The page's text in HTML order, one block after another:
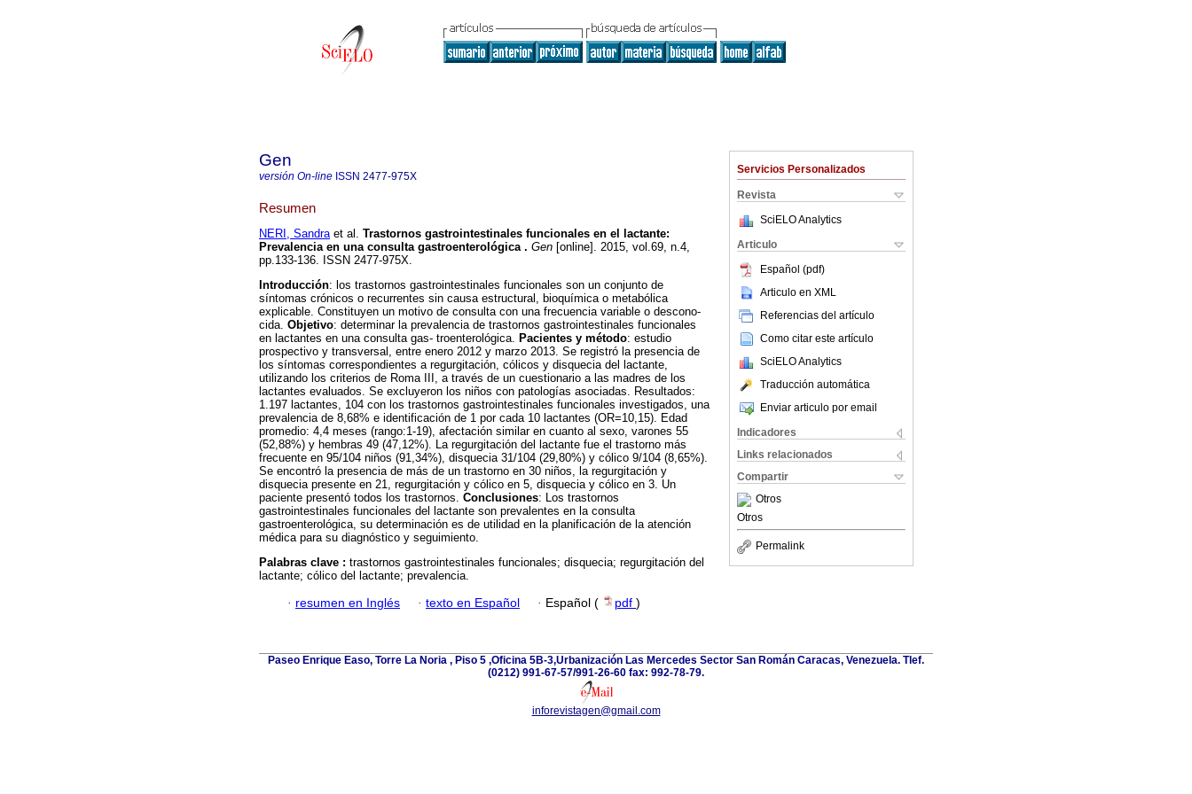
Servicios Personalizados
Revista
SciELO Analytics
Articulo
Español (pdf)
Articulo en XML
Referencias del artículo
Como citar este artículo
SciELO Analytics
Traducción automática
Enviar articulo por email
Indicadores
Links relacionados
Compartir
Otros
Otros
Permalink
Gen
versión On-line ISSN 2477-975X
Resumen
NERI, Sandraet al. Trastornos gastrointestinales funcionales en el lactante:
Prevalencia en una consulta gastroenterológica . Gen [online]. 2015, vol.69, n.4,
pp.133-136. ISSN 2477-975X.
Introducción: los trastornos gastrointestinales funcionales son un conjunto de
síntomas crónicos o recurrentes sin causa estructural, bioquímica o metabólica
explicable. Constituyen un motivo de consulta con una frecuencia variable o descono-
cida. Objetivo: determinar la prevalencia de trastornos gastrointestinales funcionales
en lactantes en una consulta gas- troenterológica. Pacientes y método: estudio
prospectivo y transversal, entre enero 2012 y marzo 2013. Se registró la presencia de
los síntomas correspondientes a regurgitación, cólicos y disquecia del lactante,
utilizando los criterios de Roma III, a través de un cuestionario a las madres de los
lactantes evaluados. Se excluyeron los niños con patologías asociadas. Resultados:
1.197 lactantes, 104 con los trastornos gastrointestinales funcionales investigados, una
prevalencia de 8,68% e identificación de 1 por cada 10 lactantes (OR=10,15). Edad
promedio: 4,4 meses (rango:1-19), afectación similar en cuanto al sexo, varones 55
(52,88%) y hembras 49 (47,12%). La regurgitación del lactante fue el trastorno más
frecuente en 95/104 niños (91,34%), disquecia 31/104 (29,80%) y cólico 9/104 (8,65%).
Se encontró la presencia de más de un trastorno en 30 niños, la regurgitación y
disquecia presente en 21, regurgitación y cólico en 5, disquecia y cólico en 3. Un
paciente presentó todos los trastornos. Conclusiones: Los trastornos
gastrointestinales funcionales del lactante son prevalentes en la consulta
gastroenterológica, su determinación es de utilidad en la planificación de la atención
médica para su diagnóstico y seguimiento.
Palabras clave : trastornos gastrointestinales funcionales; disquecia; regurgitación del
lactante; cólico del lactante; prevalencia.
· resumen en Inglés · texto en Español · Español ( pdf )
Paseo Enrique Easo, Torre La Noria , Piso 5 ,Oficina 5B-3,Urbanización Las Mercedes Sector San Román Caracas, Venezuela. Tlef.
(0212) 991-67-57/991-26-60 fax: 992-78-79.
inforevistagen@gmail.com